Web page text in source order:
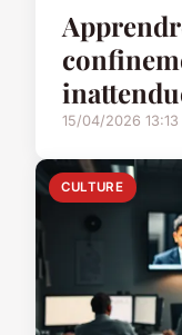
15/04/2026 13:13
CULTURE